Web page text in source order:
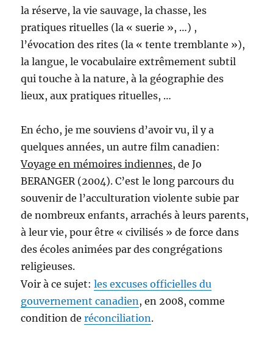
la réserve, la vie sauvage, la chasse, les
pratiques rituelles (la « suerie », …) ,
l’évocation des rites (la « tente tremblante »),
la langue, le vocabulaire extrêmement subtil
qui touche à la nature, à la géographie des
lieux, aux pratiques rituelles, …
En écho, je me souviens d’avoir vu, il y a
quelques années, un autre film canadien:
Voyage en mémoires indiennes, de Jo
BERANGER (2004). C’est le long parcours du
souvenir de l’acculturation violente subie par
de nombreux enfants, arrachés à leurs parents,
à leur vie, pour être « civilisés » de force dans
des écoles animées par des congrégations
religieuses.
Voir à ce sujet:les excuses officielles du
gouvernement canadien, en 2008, comme
condition deréconciliation.